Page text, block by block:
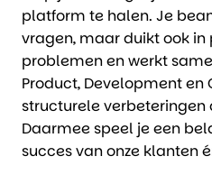
platform te halen. Je
vragen, maar duikt ook
problemen en werkt
Product, Development en
structurele verbeteringen
Daarmee speel je een
succes van onze klanten